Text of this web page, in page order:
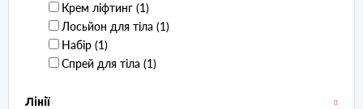
Крем ліфтинг ‏ (1)
Лосьйон для тіла ‏ (1)
Набір ‏ (1)
Спрей для тіла ‏ (1)
Лінії